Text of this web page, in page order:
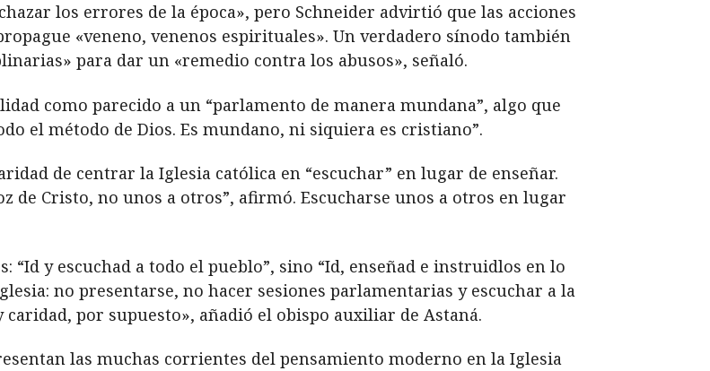
los errores de la época», pero Schneider advirtió que las acciones
«veneno, venenos espirituales». Un verdadero sínodo también
para dar un «remedio contra los abusos», señaló.
como parecido a un “parlamento de manera mundana”, algo que
el método de Dios. Es mundano, ni siquiera es cristiano”.
de centrar la Iglesia católica en “escuchar” en lugar de enseñar.
de Cristo, no unos a otros”, afirmó. Escucharse unos a otros en lugar
“Id y escuchad a todo el pueblo”, sino “Id, enseñad e instruidlos en lo
no presentarse, no hacer sesiones parlamentarias y escuchar a la
por supuesto», añadió el obispo auxiliar de Astaná.
las muchas corrientes del pensamiento moderno en la Iglesia